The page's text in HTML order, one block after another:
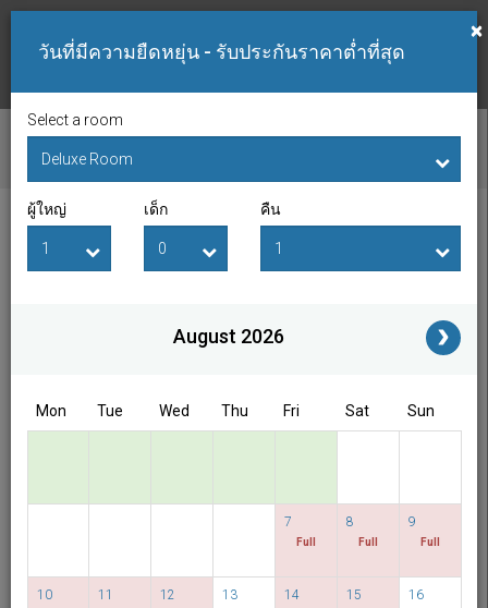
ตรวจสอบห้องว่าง
วันที่เช็คอิน วันที่เช็คเอาท์
Access/Discount Code
×
วันที่มีความยืดหยุ่น - รับประกันราคาต่ำที่สุด
Select a room
ผู้ใหญ่ เด็ก คืน
August 2026
Mon Tue Wed Thu Fri Sat Sun
7
Full
8
Full
9
Full
10 11 12 13 14 15 16